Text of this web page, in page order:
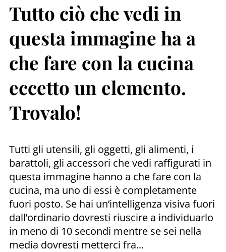
Tutto ciò che vedi in
questa immagine ha a
che fare con la cucina
eccetto un elemento.
Trovalo!
Tutti gli utensili, gli oggetti, gli alimenti, i
barattoli, gli accessori che vedi raffigurati in
questa immagine hanno a che fare con la
cucina, ma uno di essi è completamente
fuori posto. Se hai un’intelligenza visiva fuori
dall’ordinario dovresti riuscire a individuarlo
in meno di 10 secondi mentre se sei nella
media dovresti metterci fra...